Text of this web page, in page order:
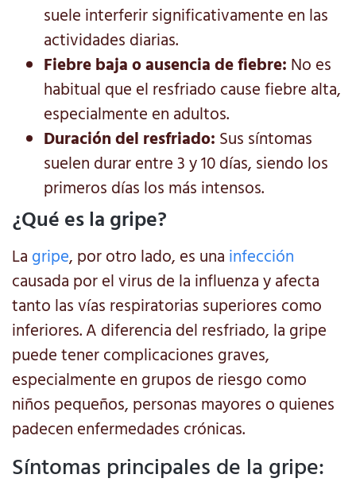
suele interferir significativamente en las
actividades diarias.
Fiebre baja o ausencia de fiebre: No es
habitual que el resfriado cause fiebre alta,
especialmente en adultos.
Duración del resfriado: Sus síntomas
suelen durar entre 3 y 10 días, siendo los
primeros días los más intensos.
¿Qué es la gripe?
La gripe, por otro lado, es una infección
causada por el virus de la influenza y afecta
tanto las vías respiratorias superiores como
inferiores. A diferencia del resfriado, la gripe
puede tener complicaciones graves,
especialmente en grupos de riesgo como
niños pequeños, personas mayores o quienes
padecen enfermedades crónicas.
Síntomas principales de la gripe: